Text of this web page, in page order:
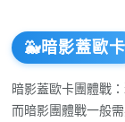
🐳暗影蓋歐卡
暗影蓋歐卡團體戰
而暗影團體戰一般